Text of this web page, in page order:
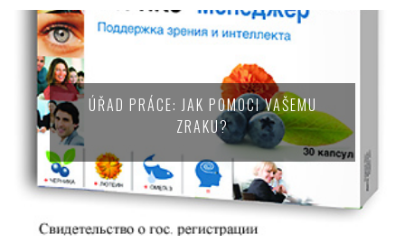
ÚŘAD PRÁCE: JAK POMOCI VAŠEMU
ZRAKU?